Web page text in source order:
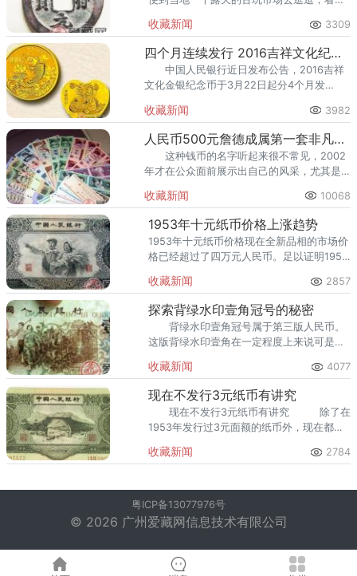
收藏新闻 3309
四个月连续发行 2016吉祥文化纪念币来袭
中国人民银行近日发布公告，2016吉祥
文化金银纪念币于3月22日起分4个月发
投资客显得信心满满，春节之后丝毫没有撤
退迹象。
收藏新闻 3982
人民币500元詹德成属第一套非凡意义的钱币之一
这种钱币的名字听起来很不常见，2002
年才在公众面前展示出自己的风采，尤其是
国成为了具有代表性的景区之一，它把咱们
的美好大好山河都极
收藏新闻 10068
1953年十元纸币价格上涨趋势
1953年十元纸币价格现在全新品相的市场价
格已经超过了四万元人民币。足以证明1953
收藏新闻 2857
探索背绿水印壹角冠号的秘密
背绿水印壹角冠号属于第三版人民币。
这版背绿水印壹角在一定程度上来说可是够
让我们一起看看，价格这么高昂的背绿水印
壹角到底是什么样子的。
收藏新闻 4077
现在不发行3元纸币有讲究
现在不发行3元纸币有讲究 除了在
1953年发行过3元面额的纸币外，现在都不
这跟“
收藏新闻 2784
粤ICP备13077976号
© 2026 广州爱藏网信息技术有限公司